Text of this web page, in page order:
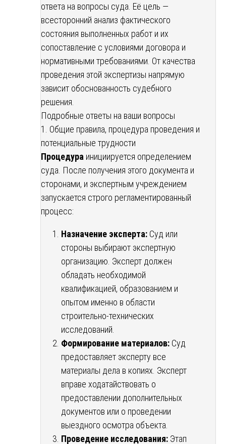
ответа на вопросы суда. Её цель —
всесторонний анализ фактического
состояния выполненных работ и их
сопоставление с условиями договора и
нормативными требованиями. От качества
проведения этой экспертизы напрямую
зависит обоснованность судебного
решения.
Подробные ответы на ваши вопросы
1. Общие правила, процедура проведения и
потенциальные трудности
Процедура инициируется определением
суда. После получения этого документа и
сторонами, и экспертным учреждением
запускается строго регламентированный
процесс:
Назначение эксперта: Суд или
стороны выбирают экспертную
организацию. Эксперт должен
обладать необходимой
квалификацией, образованием и
опытом именно в области
строительно-технических
исследований.
Формирование материалов: Суд
предоставляет эксперту все
материалы дела в копиях. Эксперт
вправе ходатайствовать о
предоставлении дополнительных
документов или о проведении
выездного осмотра объекта.
Проведение исследования: Этап